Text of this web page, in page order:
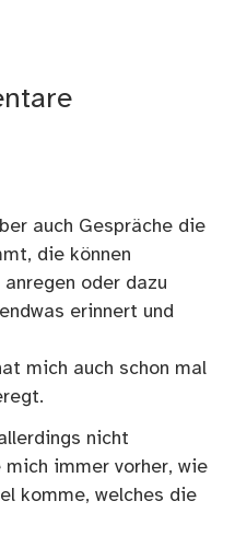
auch Gespräche die
die können
oder dazu
erinnert und
mich auch schon mal
nicht
immer vorher, wie
komme, welches die